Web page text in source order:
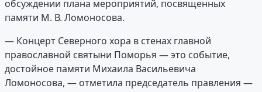
обсуждении плана мероприятий, посвященных
памяти М. В. Ломоносова.
— Концерт Северного хора в стенах главной
православной святыни Поморья — это событие,
достойное памяти Михаила Васильевича
Ломоносова, — отметила председатель правления —